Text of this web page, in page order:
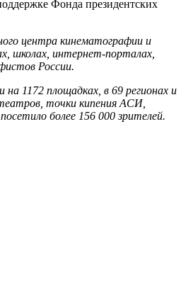
Фонда президентских
центра кинематографии и
школах, интернет-порталах,
России.
1172 площадках, в 69 регионах и
точки кипения АСИ,
более 156 000 зрителей.